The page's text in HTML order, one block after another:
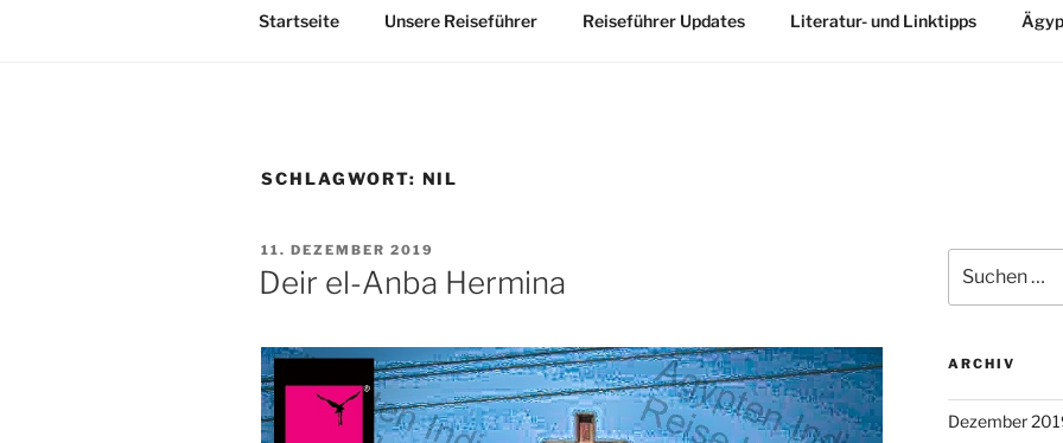
Startseite Unsere Reiseführer Reiseführer Updates Literatur- und Linktipps
SCHLAGWORT: NIL
VERÖFFENTLICHT
AM
11. DEZEMBER 2019
Deir el-Anba Hermina
nach:
ARCHIV
Dezember